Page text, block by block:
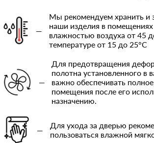
—
Мы рекомендуем хранить и
наши изделия в помещениях
влажностью воздуха от 45
температуре от 15 до 25°C
—
Для предотвращения
полотна установленного в
важно обеспечивать
помещения после его
назначению.
—
Для ухода за дверью
пользоваться влажной